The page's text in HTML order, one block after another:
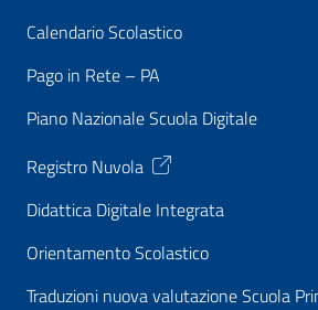
Calendario Scolastico
Pago in Rete – PA
Piano Nazionale Scuola Digitale
Registro Nuvola
Didattica Digitale Integrata
Orientamento Scolastico
Traduzioni nuova valutazione Scuola